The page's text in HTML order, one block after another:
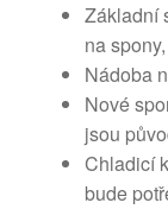
Základní
na
Nádoba
Nové
jsou
Chladicí
bude